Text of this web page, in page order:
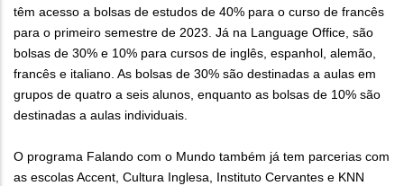
têm acesso a bolsas de estudos de 40% para o curso de francês
para o primeiro semestre de 2023. Já na Language Office, são
bolsas de 30% e 10% para cursos de inglês, espanhol, alemão,
francês e italiano. As bolsas de 30% são destinadas a aulas em
grupos de quatro a seis alunos, enquanto as bolsas de 10% são
destinadas a aulas individuais.
O programa Falando com o Mundo também já tem parcerias com
as escolas Accent, Cultura Inglesa, Instituto Cervantes e KNN